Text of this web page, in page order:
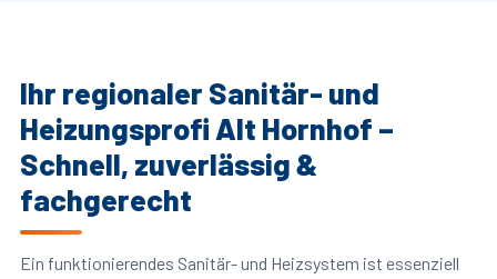
Ihr regionaler Sanitär- und
Heizungsprofi Alt Hornhof –
Schnell, zuverlässig &
fachgerecht
Ein funktionierendes Sanitär- und Heizsystem ist essenziell